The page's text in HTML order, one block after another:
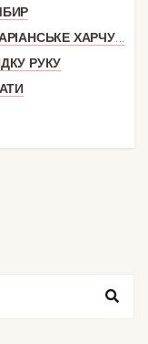
ХАРЧУВАННЯ
РУКУ